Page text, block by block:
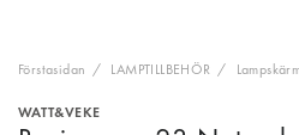
Förstasidan LAMPTILLBEHÖR
WATT&VEKE